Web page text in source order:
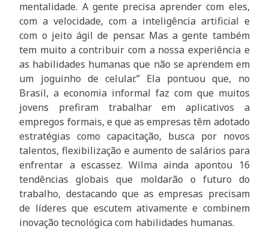
mentalidade. A gente precisa aprender com eles,
com a velocidade, com a inteligência artificial e
com o jeito ágil de pensar. Mas a gente também
tem muito a contribuir com a nossa experiência e
as habilidades humanas que não se aprendem em
um joguinho de celular.” Ela pontuou que, no
Brasil, a economia informal faz com que muitos
jovens prefiram trabalhar em aplicativos a
empregos formais, e que as empresas têm adotado
estratégias como capacitação, busca por novos
talentos, flexibilização e aumento de salários para
enfrentar a escassez. Wilma ainda apontou 16
tendências globais que moldarão o futuro do
trabalho, destacando que as empresas precisam
de líderes que escutem ativamente e combinem
inovação tecnológica com habilidades humanas.